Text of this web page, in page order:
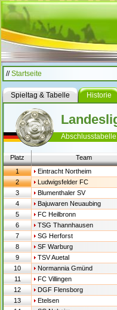
//Startseite
Spieltag & Tabelle Historie
Platz Team
1
Eintracht Northeim
2
Ludwigsfelder FC
3
Blumenthaler SV
4
Bajuwaren Neuaubing
5
FC Heilbronn
6
TSG Thannhausen
7
SG Herforst
8
SF Warburg
9
TSV Auetal
10
Normannia Gmünd
11
FC Villingen
12
DGF Flensborg
13
Etelsen